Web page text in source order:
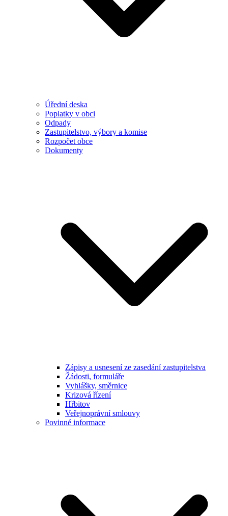
Úřední deska
Poplatky v obci
Odpady
Zastupitelstvo, výbory a komise
Rozpočet obce
Dokumenty
Zápisy a usnesení ze zasedání zastupitelstva
Žádosti, formuláře
Vyhlášky, směrnice
Krizová řízení
Hřbitov
Veřejnoprávní smlouvy
Povinné informace